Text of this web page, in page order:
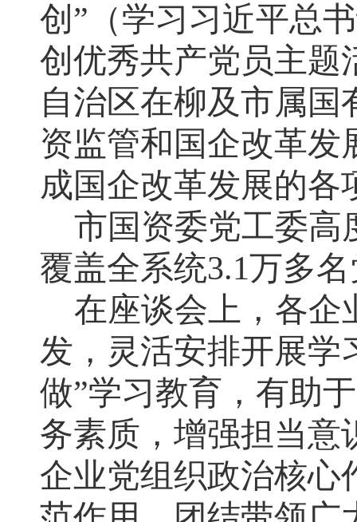
创”（学习习近平总
创优秀共产党员主题
自治区在柳及市属
资监管和国企改革发
成国企改革发展的各
市国资委党工委高
覆盖全系统3.1万多
在座谈会上，各企
发，灵活安排开展学
做”学习教育，有助
务素质，增强担当意
企业党组织政治核心